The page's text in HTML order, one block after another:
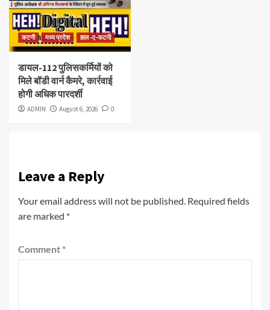
कटनी मध्य प्रदेश हाल -ए-कटनी
डायल-112 पुलिसकर्मियों को
मिले बॉडी वार्न कैमरे, कार्रवाई
होगी अधिक पारदर्शी
ADMIN August 6, 2026 0
Leave a Reply
Your email address will not be published. Required fields
are marked *
Comment *